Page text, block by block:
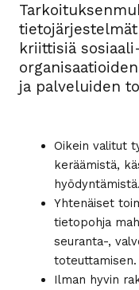
kriittisiä
ja palveluiden
Oikein valitut
keräämistä,
hyödyntämistä.
Yhtenäiset
tietopohja
seuranta-,
toteuttamisen.
Ilman hyvin